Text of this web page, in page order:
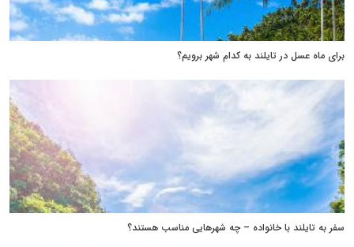
برای ماه عسل در تایلند به کدام شهر برویم؟
سفر به تایلند با خانواده – چه شهرهایی مناسب هستند؟